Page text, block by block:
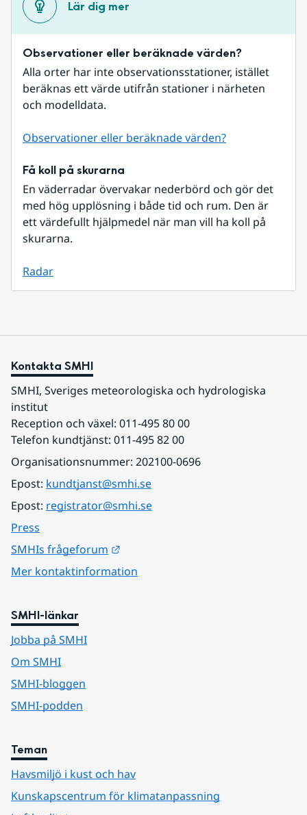
Lär dig mer
Observationer eller beräknade värden?
Alla orter har inte observationsstationer, istället
beräknas ett värde utifrån stationer i närheten
och modelldata.
Observationer eller beräknade värden?
Få koll på skurarna
En väderradar övervakar nederbörd och gör det
med hög upplösning i både tid och rum. Den är
ett värdefullt hjälpmedel när man vill ha koll på
skurarna.
Radar
Kontakta SMHI
SMHI, Sveriges meteorologiska och hydrologiska
institut
Reception och växel: 011-495 80 00
Telefon kundtjänst: 011-495 82 00
Organisationsnummer: 202100-0696
Epost: kundtjanst@smhi.se
Epost: registrator@smhi.se
Press
SMHIs frågeforum
Mer kontaktinformation
SMHI-länkar
Jobba på SMHI
Om SMHI
SMHI-bloggen
SMHI-podden
Teman
Havsmiljö i kust och hav
Kunskapscentrum för klimatanpassning